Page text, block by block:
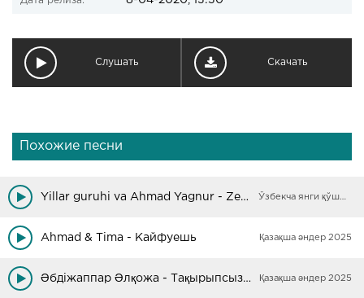
Слушать Скачать
Похожие песни
Yillar guruhi va Ahmad Yagnur - Zebo Ўзбекча янги қўшиқлар
Ahmad & Tima - Кайфуешь Қазақша әндер 2025
Әбдіжаппар Әлқожа - Тақырыпсыз ән! Қазақша әндер 2025